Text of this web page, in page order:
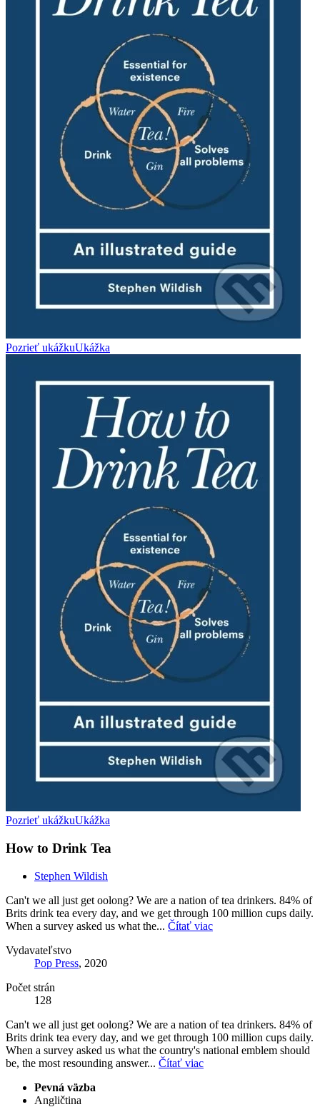
Pozrieť ukážkuUkážka
Pozrieť ukážkuUkážka
How to Drink Tea
Stephen Wildish
Can't we all just get oolong? We are a nation of tea drinkers. 84% of
Brits drink tea every day, and we get through 100 million cups daily.
When a survey asked us what the... Čítať viac
Vydavateľstvo
Pop Press, 2020
Počet strán
128
Can't we all just get oolong? We are a nation of tea drinkers. 84% of
Brits drink tea every day, and we get through 100 million cups daily.
When a survey asked us what the country's national emblem should
be, the most resounding answer... Čítať viac
Pevná väzba
Angličtina